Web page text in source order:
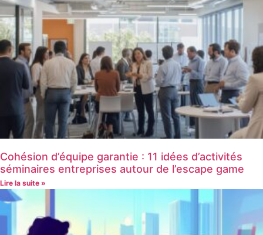
Cohésion d’équipe garantie : 11 idées d’activités
séminaires entreprises autour de l’escape game
Lire la suite »